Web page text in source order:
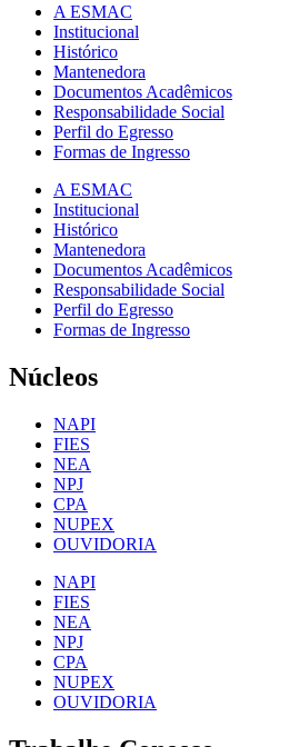
A ESMAC
Institucional
Histórico
Mantenedora
Documentos Acadêmicos
Responsabilidade Social
Perfil do Egresso
Formas de Ingresso
A ESMAC
Institucional
Histórico
Mantenedora
Documentos Acadêmicos
Responsabilidade Social
Perfil do Egresso
Formas de Ingresso
Núcleos
NAPI
FIES
NEA
NPJ
CPA
NUPEX
OUVIDORIA
NAPI
FIES
NEA
NPJ
CPA
NUPEX
OUVIDORIA